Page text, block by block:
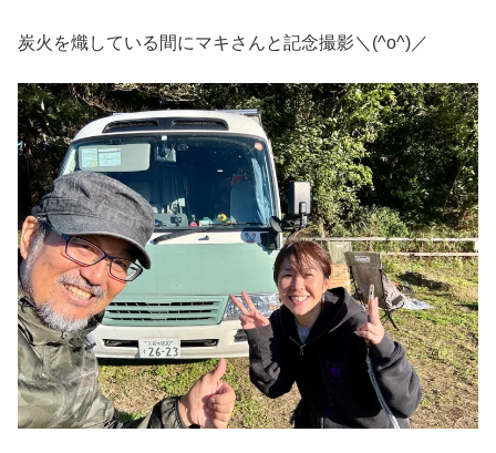
炭火を熾している間にマキさんと記念撮影＼(^o^)／